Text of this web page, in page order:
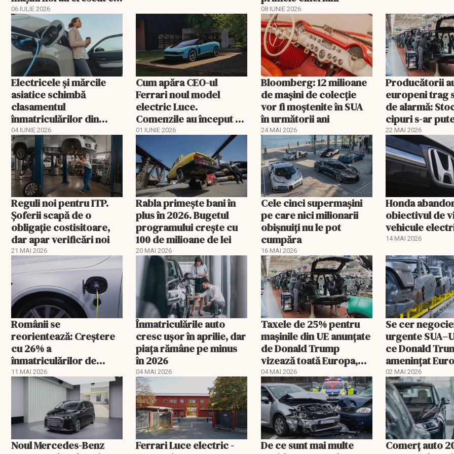
53%
06 IULIE 2026 08 IUNIE 2026
Electricele și mărcile
asiatice schimbă
clasamentul
înmatriculărilor din
România
04 IUNIE 2026
Cum apăra CEO-ul
Ferrari noul model
electric Luce.
Comenzile au început să
curgă
01 IUNIE 2026
Bloomberg: 12 milioane
de mașini de colecție
vor fi moștenite în SUA
în următorii ani
24 MAI 2026
Producătorii
europeni trag
de alarmă:
cipuri s-ar
în câteva
22 MAI 2026
Reguli noi pentru ITP.
Șoferii scapă de o
obligație costisitoare,
dar apar verificări noi
21 MAI 2026
Rabla primește bani în
plus în 2026. Bugetul
programului crește cu
100 de milioane de lei
20 MAI 2026
Cele cinci supermașini
pe care nici milionarii
obișnuiți nu le pot
cumpăra
16 MAI 2026
Honda
obiectivul de
vehicule
14 MAI 2026
Românii se
reorientează: Creştere
cu 26% a
înmatriculărilor de
autoturisme ecologice
11 MAI 2026
Înmatriculările auto
cresc ușor în aprilie, dar
piața rămâne pe minus
în 2026
04 MAI 2026
Taxele de 25% pentru
mașinile din UE anunţate
de Donald Trump
vizează toată Europa,
avertizează Friedrich
Merz
04 MAI 2026
Se cer
urgente
ce Donald
ameninţat
tarife de 25%
automobile
02 MAI 2026
Noul Mercedes-Benz
Ferrari Luce electric -
De ce sunt mai multe
Comerț auto